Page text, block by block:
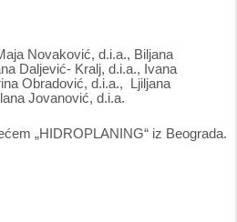
Novaković, d.i.a., Biljana
Daljević- Kralj, d.i.a., Ivana
Obradović, d.i.a., Ljiljana
Jovanović, d.i.a.
„HIDROPLANING“ iz Beograda.